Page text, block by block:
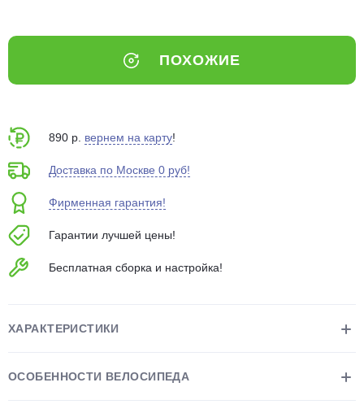
ПОХОЖИЕ
890 р. вернем на карту!
Доставка по Москве 0 руб!
Фирменная гарантия!
Гарантии лучшей цены!
Бесплатная сборка и настройка!
ХАРАКТЕРИСТИКИ
ОСОБЕННОСТИ ВЕЛОСИПЕДА
выбранный способом
Оставшиеся75% будут
Подробнее
недели